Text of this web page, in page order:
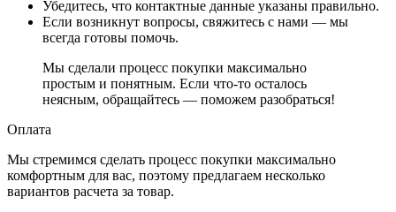
Убедитесь, что контактные данные указаны правильно.
Если возникнут вопросы, свяжитесь с нами — мы
всегда готовы помочь.
Мы сделали процесс покупки максимально
простым и понятным. Если что-то осталось
неясным, обращайтесь — поможем разобраться!
Оплата
Мы стремимся сделать процесс покупки максимально
комфортным для вас, поэтому предлагаем несколько
вариантов расчета за товар.